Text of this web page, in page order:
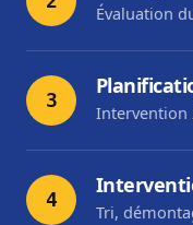
Évaluation
3
Intervention
4
Tri,